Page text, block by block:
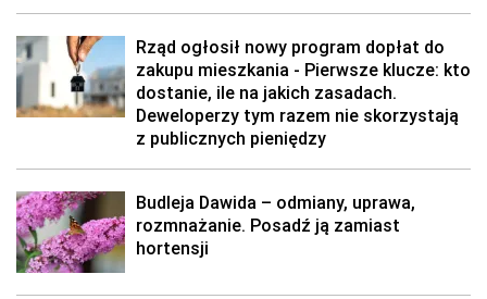
Rząd ogłosił nowy program dopłat do
zakupu mieszkania - Pierwsze klucze: kto
dostanie, ile na jakich zasadach.
Deweloperzy tym razem nie skorzystają
z publicznych pieniędzy
Budleja Dawida – odmiany, uprawa,
rozmnażanie. Posadź ją zamiast
hortensji